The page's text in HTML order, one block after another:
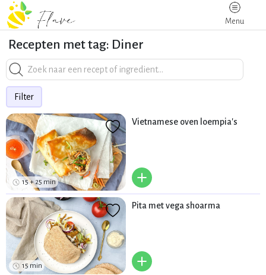
Menu
Recepten met tag: Diner
Filter
15 + 25 min
Vietnamese oven loempia's
+
15 min
Pita met vega shoarma
+